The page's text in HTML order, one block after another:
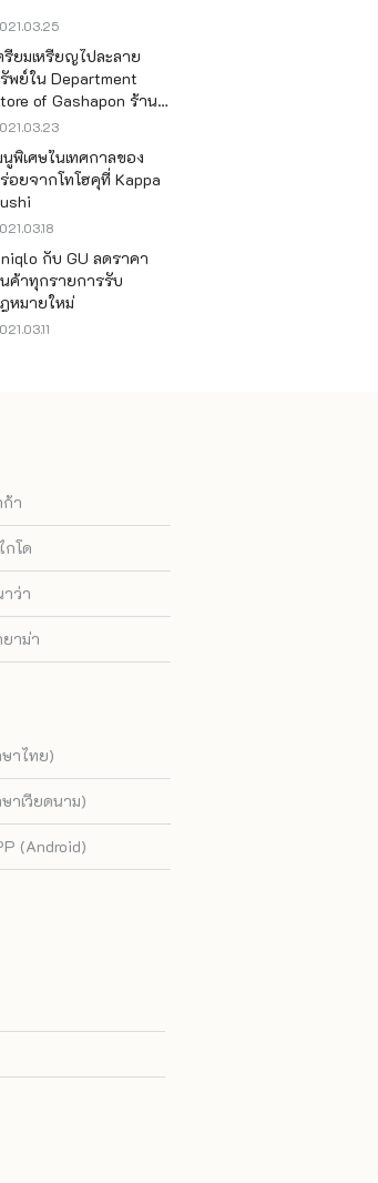
รียมเหรียญไปละลาย
พย์ใน Department
of Gashapon ร้านที่มี
รื่องกาชาปองเยอะที่สุดใน
โลก อิเคะบุคุโระ
นูพิเศษในเทศกาลของ
อยจากโทโฮคุที่ Kappa
กับ GU ลดราคา
ค้าทุกรายการรับ
หมายใหม่
า
กโด
ว่า
าม่า
ษาไทย)
าเวียดนาม)
(Android)